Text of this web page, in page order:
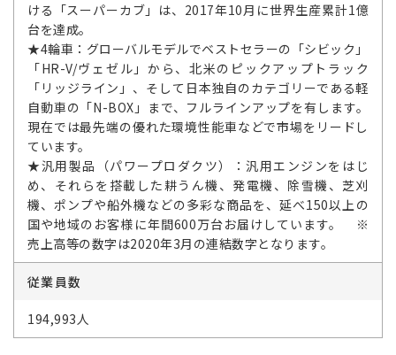
ける「スーパーカブ」は、2017年10月に世界生産累計1億
台を達成。
★4輪車：グローバルモデルでベストセラーの「シビック」
「HR-V/ヴェゼル」から、北米のピックアップトラック
「リッジライン」、そして日本独自のカテゴリーである軽
自動車の「N-BOX」まで、フルラインアップを有します。
現在では最先端の優れた環境性能車などで市場をリードし
ています。
★汎用製品（パワープロダクツ）：汎用エンジンをはじ
め、それらを搭載した耕うん機、発電機、除雪機、芝刈
機、ポンプや船外機などの多彩な商品を、延べ150以上の
国や地域のお客様に年間600万台お届けしています。 ※
売上高等の数字は2020年3月の連結数字となります。
従業員数
194,993人